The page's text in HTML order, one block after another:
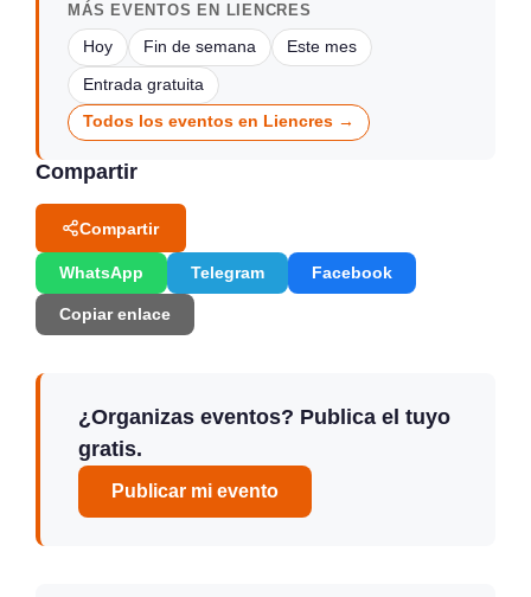
MÁS EVENTOS EN LIENCRES
Hoy Fin de semana Este mes
Entrada gratuita
Todos los eventos en Liencres →
Compartir
Compartir
WhatsApp Telegram Facebook
Copiar enlace
¿Organizas eventos? Publica el tuyo
gratis.
Publicar mi evento